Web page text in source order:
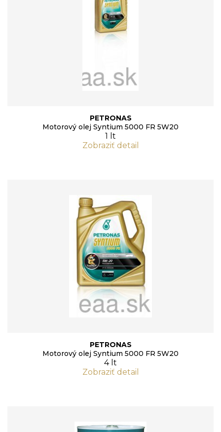
PETRONAS
Motorový olej Syntium 5000 FR 5W20
1 lt
Zobraziť detail
PETRONAS
Motorový olej Syntium 5000 FR 5W20
4 lt
Zobraziť detail